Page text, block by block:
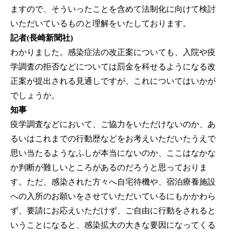
ますので、そういったことを含めて法制化に向けて検討
いただいているものと理解をいたしております。
記者(長崎新聞社)
わかりました。感染症法の改正案についても、入院や疫
学調査の拒否などについては罰金を科せるようになる改
正案が提出される見通しですが、これについてはいかが
でしょうか。
知事
疫学調査などにおいて、ご協力をいただけないのか、あ
るいはこれまでの行動歴などをお考えいただいたうえで
思い当たるようなふしが本当にないのか、ここはなかな
か判断が難しいところがあるのだろうと思っておりま
す。ただ、感染された方々へ自宅待機や、宿泊療養施設
への入所のお願いをさせていただいているにもかかわら
ず、要請にお応えいただけず、ご自由に行動をされると
いうことになると、感染拡大の大きな要因になってくる